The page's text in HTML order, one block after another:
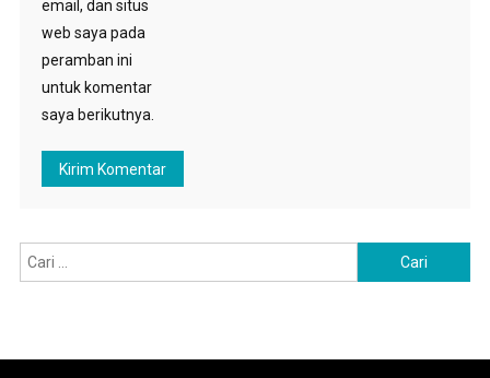
email, dan situs
web saya pada
peramban ini
untuk komentar
saya berikutnya.
untuk: